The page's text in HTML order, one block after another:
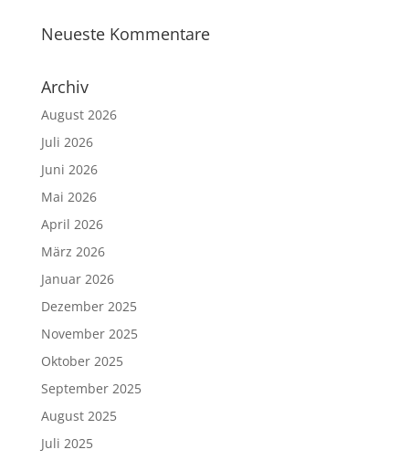
Neueste Kommentare
Archiv
August 2026
Juli 2026
Juni 2026
Mai 2026
April 2026
März 2026
Januar 2026
Dezember 2025
November 2025
Oktober 2025
September 2025
August 2025
Juli 2025